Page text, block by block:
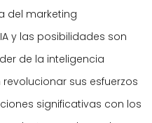
del marketing
y las posibilidades son
de la inteligencia
sus esfuerzos
significativas con los